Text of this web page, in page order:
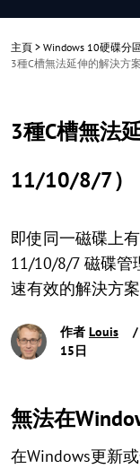
主頁 > Windows 10硬碟分
3種C槽無法延伸的解決方
3種C槽無法
11/10/8/7）
即使同一磁碟上
11/10/8/7 磁碟管
速有效的解決方案
作者 Louis
/
15日
無法在
在Windows更新